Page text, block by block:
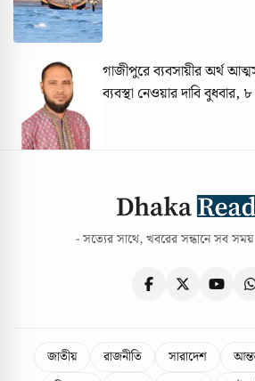
গাজীপুরে ব্যবসায়ীর অর্থ
ব্যবস্থা নেওয়ার দাবিবুধবার,
- সত্যের সাথে, খবরের সন্ধানে সব
জাতীয় রাজনীতি সারাদেশ